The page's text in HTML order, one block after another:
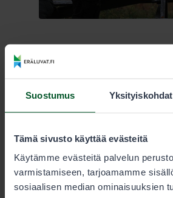
Suostumus Yksityiskohdat
Tämä sivusto käyttää evästeitä
Käytämme evästeitä palvelun
varmistamiseen, tarjoamamme
sosiaalisen median ominaisuuksien
10.6.2026
Metsästys
Länsi-Lapin kanalintulupien
torstaina 11.6.
Kanalinnustuksen vuorokausiluvat
myyntiin 8.–12. kesäkuuta
Torstaina myyntiin tulevat
Muonion, Pellon, Rovaniemen,